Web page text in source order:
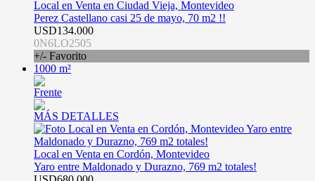
Local en Venta en Ciudad Vieja, Montevideo
Perez Castellano casi 25 de mayo, 70 m2 !!
USD134.000
0N6LO2505
+/- Favorito
1000 m²
Frente
MÁS DETALLES
Local en Venta en Cordón, Montevideo
Yaro entre Maldonado y Durazno, 769 m2 totales!